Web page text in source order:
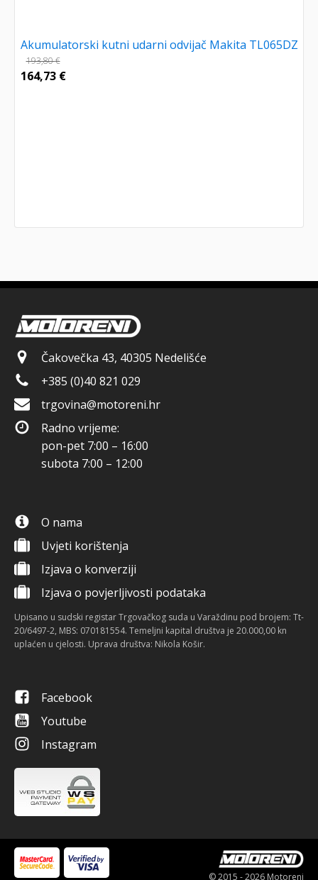
Akumulatorski kutni udarni odvijač Makita TL065DZ
193,80€
164,73 €
Čakovečka 43, 40305 Nedelišće
+385 (0)40 821 029
trgovina@motoreni.hr
Radno vrijeme:
pon-pet 7:00 – 16:00
subota 7:00 – 12:00
O nama
Uvjeti korištenja
Izjava o konverziji
Izjava o povjerljivosti podataka
Upisano u sudski registar Trgovačkog suda u Varaždinu pod brojem: Tt-
20/6497-2, MBS: 070181554. Temeljni kapital društva je 20.000,00 kn
uplaćen u cjelosti. Uprava društva: Nikola Košir.
Facebook
Youtube
Instagram
© 2015 - 2026 Motoreni